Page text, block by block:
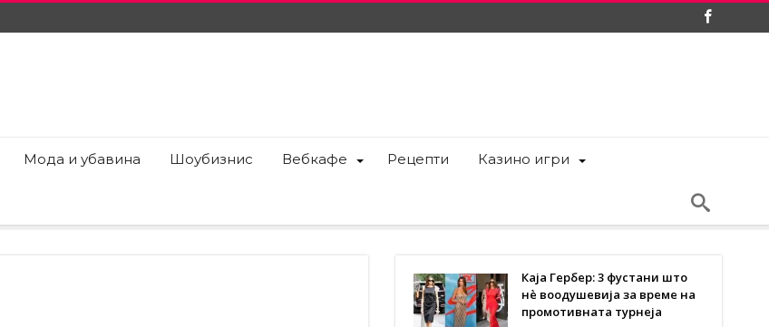
Мода и убавина Шоубизнис Вебкафе Рецепти Казино игри
Каја Гербер: 3 фустани што
нè воодушевија за време на
промотивната турнеја